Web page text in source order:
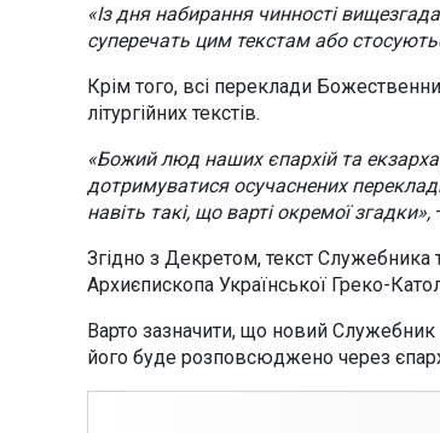
«Із дня набирання чинності
суперечать цим текстам або
Крім того, всі переклади
літургійних текстів.
«Божий люд наших єпархій та
дотримуватися осучаснених
навіть такі, що варті окремої згадки»,
Згідно з Декретом, текст Служебника
Архиєпископа Української Греко-
Варто зазначити, що новий Служебник
його буде розповсюджено через